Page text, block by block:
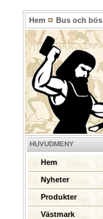
Hem Bus och bös
HUVUDMENY
Hem
Nyheter
Produkter
Västmark